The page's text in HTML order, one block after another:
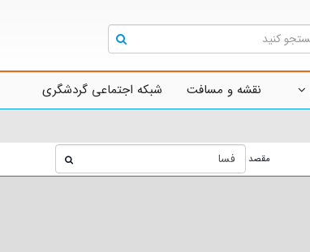
نقشه و مسافت
شبکه اجتماعی گردشگری
مقصد